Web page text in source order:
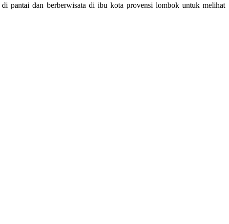
pantai dan berberwisata di ibu kota provensi lombok untuk melihat